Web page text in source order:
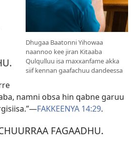
Dhugaa Baatonni Yihowaa
naannoo kee jiran Kitaaba
Qulqulluu isa maxxanfame akka
siif kennan gaafachuu dandeessa
namni obsa hin qabne garuu
FAKKEENYA 14:29.
FAGAADHU.